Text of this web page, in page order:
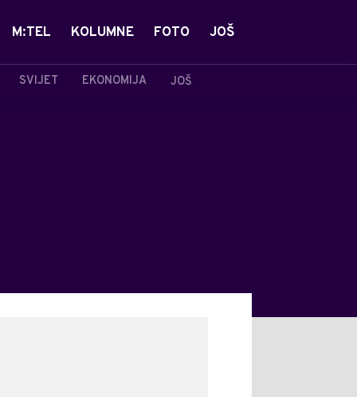
SVIJET EKONOMIJA JOŠ
M:TEL KOLUMNE FOTO JOŠ